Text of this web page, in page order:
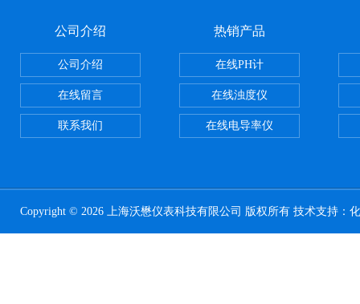
公司介绍
公司介绍
在线留言
联系我们
热销产品
在线PH计
在线浊度仪
在线电导率仪
Copyright © 2026 上海沃懋仪表科技有限公司 版权所有 技术支持：